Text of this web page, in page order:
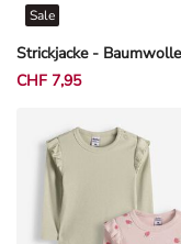
Sale
CHF 7,95